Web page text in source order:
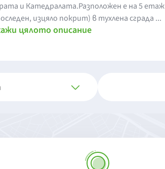
и Катедралата.Разположен е на 5 етаж
изцяло покрит) в тухлена сграда ...
цялото описание